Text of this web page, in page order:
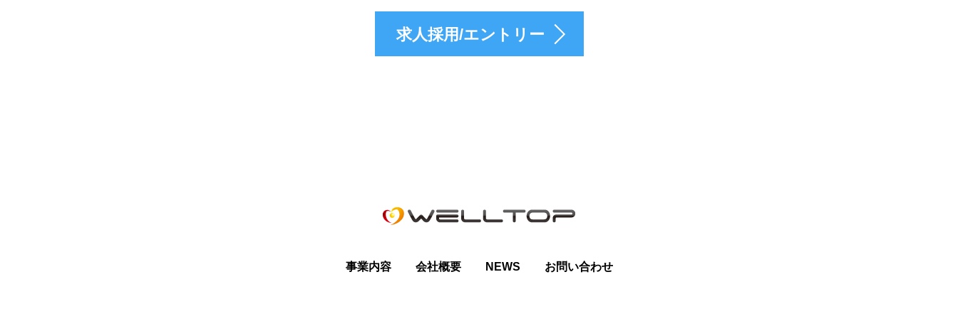
求人採用/エントリー
事業内容 会社概要 NEWS お問い合わせ